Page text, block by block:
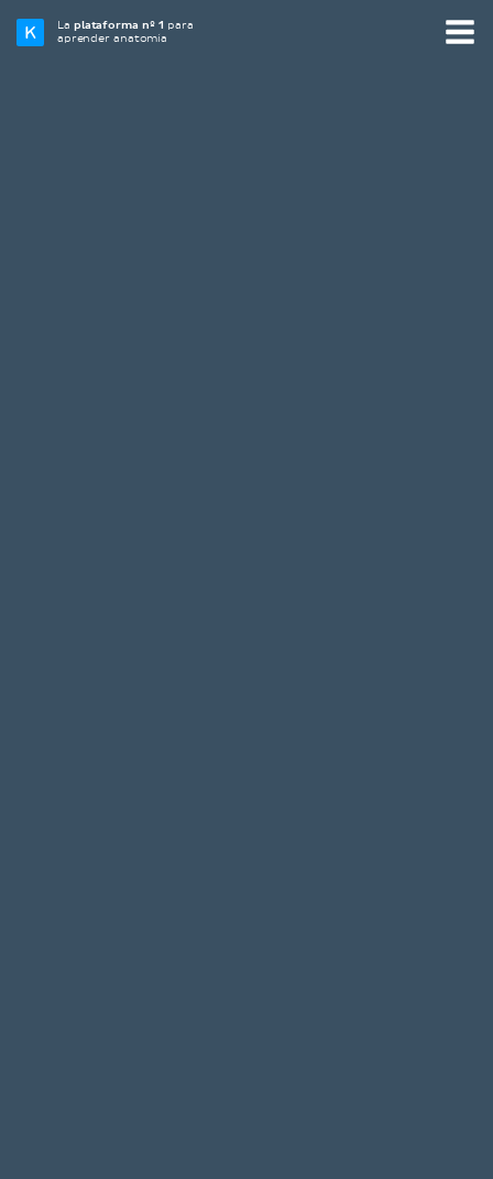
Laplataforma nº 1 para
aprender anatomía